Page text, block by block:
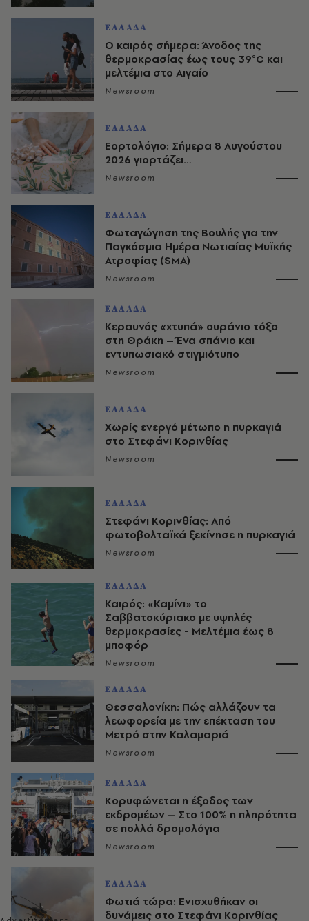
ΕΛΛΑΔΑ
Ο καιρός σήμερα: Άνοδος της
θερμοκρασίας έως τους 39°C και
μελτέμια στο Αιγαίο
Newsroom
ΕΛΛΑΔΑ
Εορτολόγιο: Σήμερα 8 Αυγούστου
2026 γιορτάζει…
Newsroom
ΕΛΛΑΔΑ
Φωταγώγηση της Βουλής για την
Παγκόσμια Ημέρα Νωτιαίας Μυϊκής
Ατροφίας (SMA)
Newsroom
ΕΛΛΑΔΑ
Κεραυνός «χτυπά» ουράνιο τόξο
στη Θράκη – Ένα σπάνιο και
εντυπωσιακό στιγμιότυπο
Newsroom
ΕΛΛΑΔΑ
Χωρίς ενεργό μέτωπο η πυρκαγιά
στο Στεφάνι Κορινθίας
Newsroom
ΕΛΛΑΔΑ
Στεφάνι Κορινθίας: Από
φωτοβολταϊκά ξεκίνησε η πυρκαγιά
Newsroom
ΕΛΛΑΔΑ
Καιρός: «Καμίνι» το
Σαββατοκύριακο με υψηλές
θερμοκρασίες - Mελτέμια έως 8
μποφόρ
Newsroom
ΕΛΛΑΔΑ
Θεσσαλονίκη: Πώς αλλάζουν τα
λεωφορεία με την επέκταση του
Μετρό στην Καλαμαριά
Newsroom
ΕΛΛΑΔΑ
Κορυφώνεται η έξοδος των
εκδρομέων – Στο 100% η πληρότητα
σε πολλά δρομολόγια
Newsroom
ΕΛΛΑΔΑ
Φωτιά τώρα: Ενισχυθήκαν οι
δυνάμεις στο Στεφάνι Κορινθίας